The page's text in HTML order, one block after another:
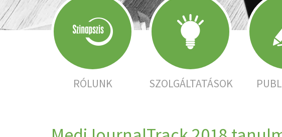
RÓLUNK SZOLGÁLTATÁSOK